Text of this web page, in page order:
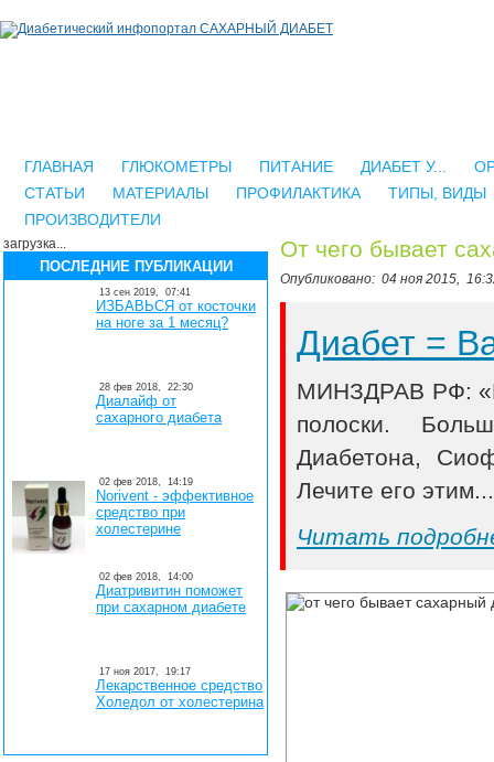
ГЛАВНАЯ ГЛЮКОМЕТРЫ ПИТАНИЕ ДИАБЕТ У...
СТАТЬИ
МАТЕРИАЛЫ ПРОФИЛАКТИКА
ТИПЫ, ВИДЫ
ПРОИЗВОДИТЕЛИ
загрузка...
ПОСЛЕДНИЕ ПУБЛИКАЦИИ
13 сен 2019, 07:41
ИЗБАВЬСЯ от косточки
на ноге за 1 месяц?
28 фев 2018, 22:30
Диалайф от
сахарного диабета
02 фев 2018, 14:19
Norivent - эффективное
средство при
холестерине
02 фев 2018, 14:00
Диатривитин поможет
при сахарном диабете
17 ноя 2017, 19:17
Лекарственное средство
Холедол от холестерина
От чего бывает
Опубликовано: 04 ноя 2015,
Диабет =
МИНЗДРАВ РФ:
полоски.
Диабетона,
Лечите его
Читать